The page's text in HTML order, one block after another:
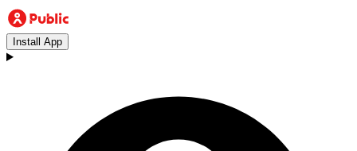
Install App